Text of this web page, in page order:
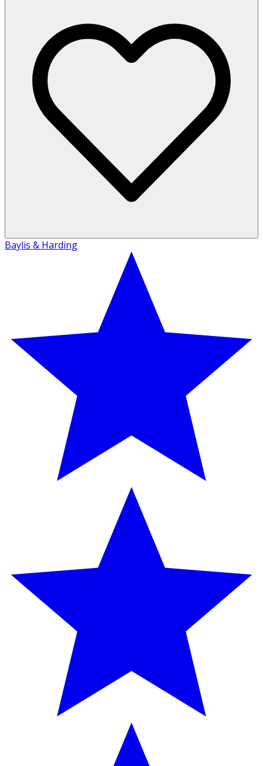
Baylis & Harding